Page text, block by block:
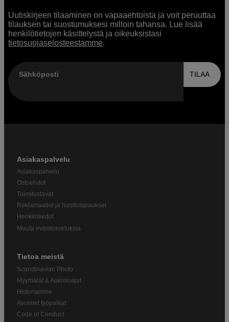
Uutiskirjeen tilaaminen on vapaaehtoista ja voit peruuttaa
tilauksen tai suostumuksesi milloin tahansa. Lue lisää
henkilötietojen käsittelystä ja oikeuksistasi
tietosuojaselosteestamme.
Sähköposti TILAA
Asiakaspalvelu
Asiakaspalvelu
Ostoehdot
Toimitustavat
Reklamaatiot ja huoltotapaukset
Henkilötiedot
Muuta evästeasetuksia
Tietoa meistä
Scandinavian Photo
Myymälät & Aukioloajat
Historiamme
Avoimet työpaikat
Code of Conduct